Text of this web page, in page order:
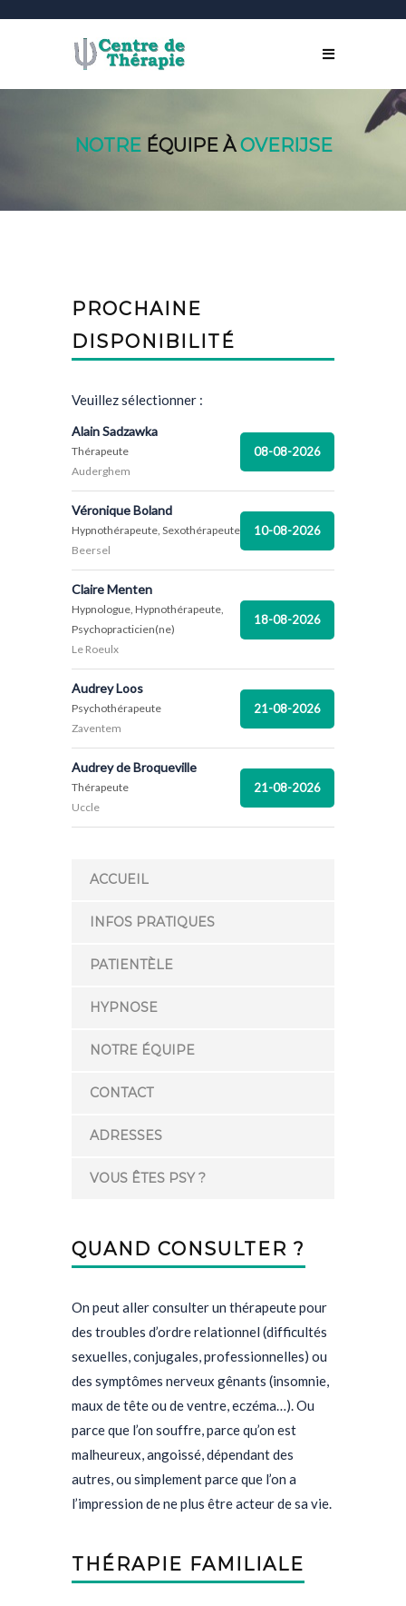
NOTREÉQUIPE ÀOVERIJSE
PROCHAINE
DISPONIBILITÉ
Veuillez sélectionner :
Alain Sadzawka
Thérapeute
Auderghem
08-08-2026
Véronique Boland
Hypnothérapeute, Sexothérapeute
Beersel
10-08-2026
Claire Menten
Hypnologue, Hypnothérapeute,
Psychopracticien(ne)
Le Roeulx
18-08-2026
Audrey Loos
Psychothérapeute
Zaventem
21-08-2026
Audrey de Broqueville
Thérapeute
Uccle
21-08-2026
ACCUEIL
INFOS PRATIQUES
PATIENTÈLE
HYPNOSE
NOTRE ÉQUIPE
CONTACT
ADRESSES
VOUS ÊTES PSY ?
QUAND CONSULTER ?
On peut aller consulter un thérapeute pour
des troubles d’ordre relationnel (difficultés
sexuelles, conjugales, professionnelles) ou
des symptômes nerveux gênants (insomnie,
maux de tête ou de ventre, eczéma…). Ou
parce que l’on souffre, parce qu’on est
malheureux, angoissé, dépendant des
autres, ou simplement parce que l’on a
l’impression de ne plus être acteur de sa vie.
THÉRAPIE FAMILIALE